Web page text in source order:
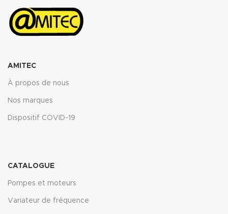
AMITEC
À propos de nous
Nos marques
Dispositif COVID-19
CATALOGUE
Pompes et moteurs
Variateur de fréquence